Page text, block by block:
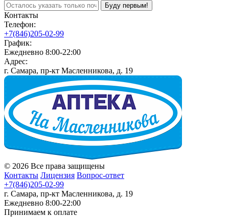
Буду первым!
Контакты
Телефон:
+7(846)205-02-99
График:
Ежедневно 8:00-22:00
Адрес:
г. Самара, пр-кт Масленникова, д. 19
© 2026 Все права защищены
Контакты Лицензия Вопрос-ответ
+7(846)205-02-99
г. Самара, пр-кт Масленникова, д. 19
Ежедневно 8:00-22:00
Принимаем к оплате